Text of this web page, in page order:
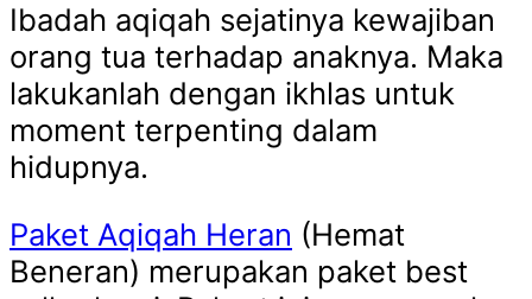
Ibadah aqiqah sejatinya kewajiban
orang tua terhadap anaknya. Maka
lakukanlah dengan ikhlas untuk
moment terpenting dalam
hidupnya.
Paket Aqiqah Heran (Hemat
Beneran) merupakan paket best